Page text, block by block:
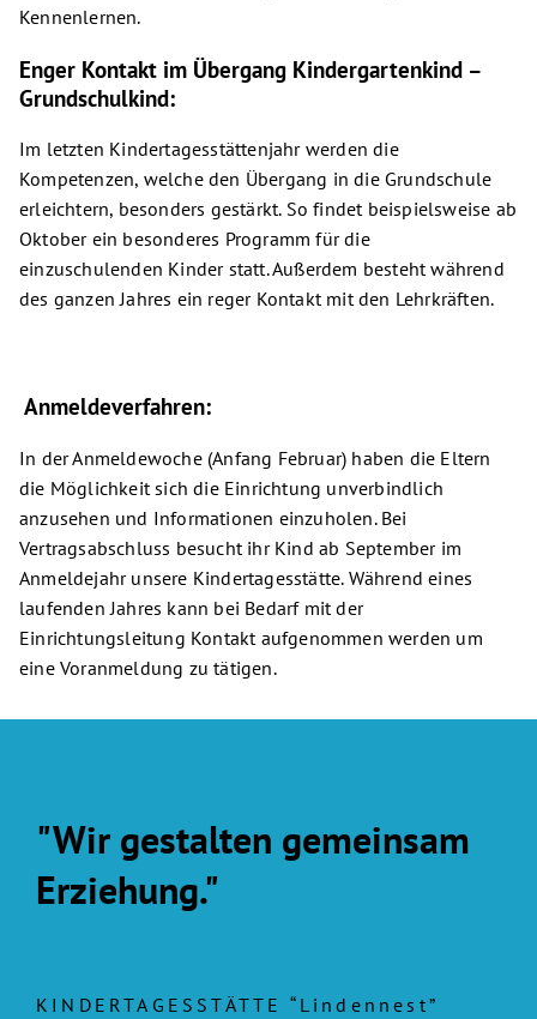
Kennenlernen.
Enger Kontakt im Übergang Kindergartenkind –
Grundschulkind:
Im letzten Kindertagesstättenjahr werden die
Kompetenzen, welche den Übergang in die Grundschule
erleichtern, besonders gestärkt. So findet beispielsweise ab
Oktober ein besonderes Programm für die
einzuschulenden Kinder statt. Außerdem besteht während
des ganzen Jahres ein reger Kontakt mit den Lehrkräften.
Anmeldeverfahren:
In der Anmeldewoche (Anfang Februar) haben die Eltern
die Möglichkeit sich die Einrichtung unverbindlich
anzusehen und Informationen einzuholen. Bei
Vertragsabschluss besucht ihr Kind ab September im
Anmeldejahr unsere Kindertagesstätte. Während eines
laufenden Jahres kann bei Bedarf mit der
Einrichtungsleitung Kontakt aufgenommen werden um
eine Voranmeldung zu tätigen.
"Wir gestalten gemeinsam
Erziehung."
KINDERTAGESSTÄTTE “Lindennest”